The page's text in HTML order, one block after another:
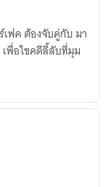
เฟค ต้องจับคู่กับ มา
พื่อไขคดีลี้ลับที่มุม